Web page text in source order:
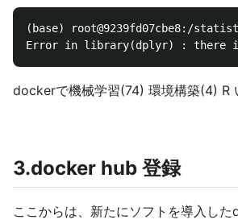
(base) root@9239fd07cbe8:/
dockerで機械学習(74) 環境構築(4) R
3.docker hub 登録
ここからは、新たにソフトを導入し